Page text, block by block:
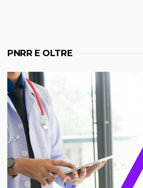
PNRR E OLTRE